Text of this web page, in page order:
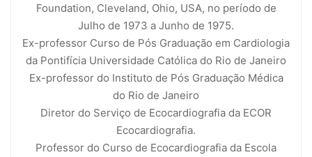
Foundation, Cleveland, Ohio, USA, no período de
Julho de 1973 a Junho de 1975.
Ex-professor Curso de Pós Graduação em Cardiologia
da Pontifícia Universidade Católica do Rio de Janeiro
Ex-professor do Instituto de Pós Graduação Médica
do Rio de Janeiro
Diretor do Serviço de Ecocardiografia da ECOR
Ecocardiografia.
Professor do Curso de Ecocardiografia da Escola